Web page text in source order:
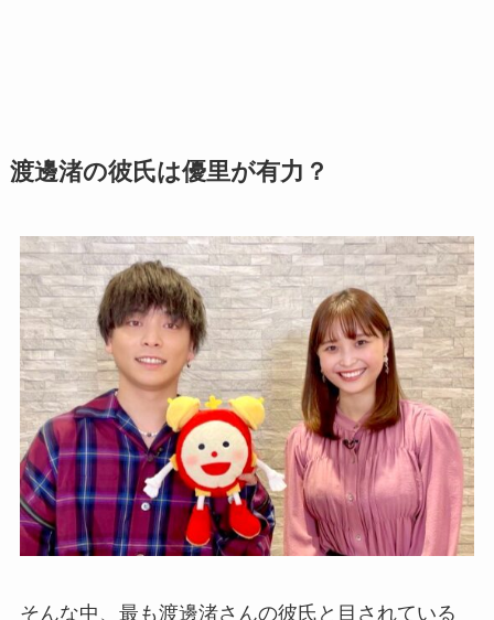
渡邊渚の彼氏は優里が有力？
そんな中、最も渡邊渚さんの彼氏と目されている